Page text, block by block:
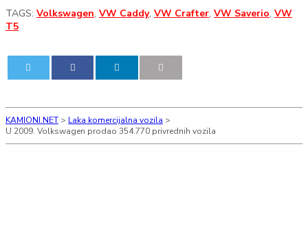
TAGS: Volkswagen, VW Caddy, VW Crafter, VW Saverio, VW
T5
KAMIONI.NET > Laka komercijalna vozila >
U 2009. Volkswagen prodao 354.770 privrednih vozila